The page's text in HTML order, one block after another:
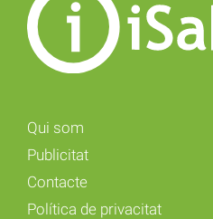
Qui som
Publicitat
Contacte
Política de privacitat